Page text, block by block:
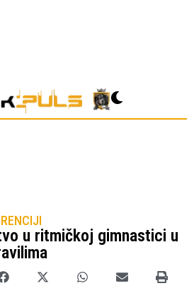
u ritmičkoj gimnastici u